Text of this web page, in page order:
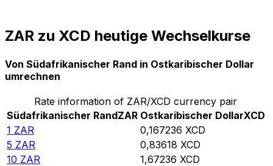
ZAR zu XCD heutige Wechselkurse
Von Südafrikanischer Rand in Ostkaribischer Dollar
umrechnen
Rate information of ZAR/XCD currency pair
Südafrikanischer RandZAR Ostkaribischer DollarXCD
1 ZAR 0,167236 XCD
5 ZAR 0,83618 XCD
10 ZAR 1,67236 XCD